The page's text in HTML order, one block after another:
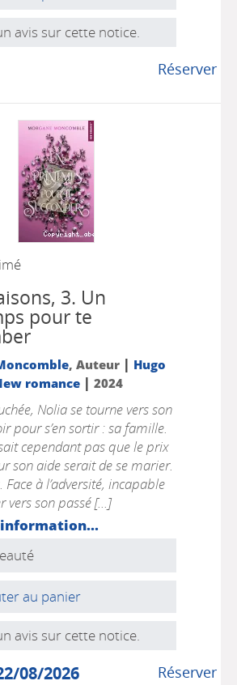
avis sur cette notice.
Réserver
3. Un
pour te
, Auteur | Hugo
romance| 2024
Nolia se tourne vers son
pour s’en sortir : sa famille.
cependant pas que le prix
son aide serait de se marier.
Face à l’adversité, incapable
vers son passé [...]
au panier
avis sur cette notice.
Réserver
08/2026